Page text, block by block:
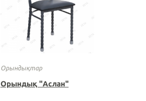
Орындықтар
Орындық "Аслан"